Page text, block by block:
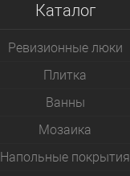
Каталог
Ревизионные люки
Плитка
Bанны
Мозаика
Напольные покрытия